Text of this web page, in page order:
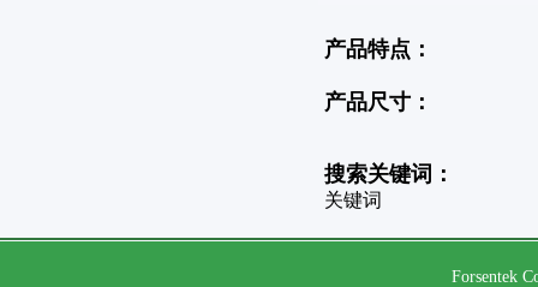
产品特点：
产品尺寸：
搜索关键词：
关键词
Forsentek